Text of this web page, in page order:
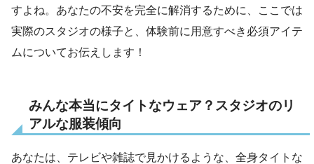
すよね。あなたの不安を完全に解消するために、ここでは
実際のスタジオの様子と、体験前に用意すべき必須アイテ
ムについてお伝えします！
みんな本当にタイトなウェア？スタジオのリ
アルな服装傾向
あなたは、テレビや雑誌で見かけるような、全身タイトな